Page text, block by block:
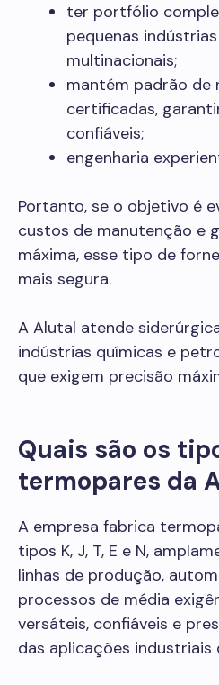
ter portfólio
pequenas
multinacionais;
mantém padrão de
certificadas,
confiáveis;
engenharia
Portanto, se o objetivo é
custos de manutenção e
máxima, esse tipo de
mais segura.
A Alutal atende
indústrias químicas e
que exigem precisão
Quais são os
termopares da
A empresa fabrica
tipos K, J, T, E e N,
linhas de produção,
processos de média
versáteis, confiáveis e
das aplicações industriais